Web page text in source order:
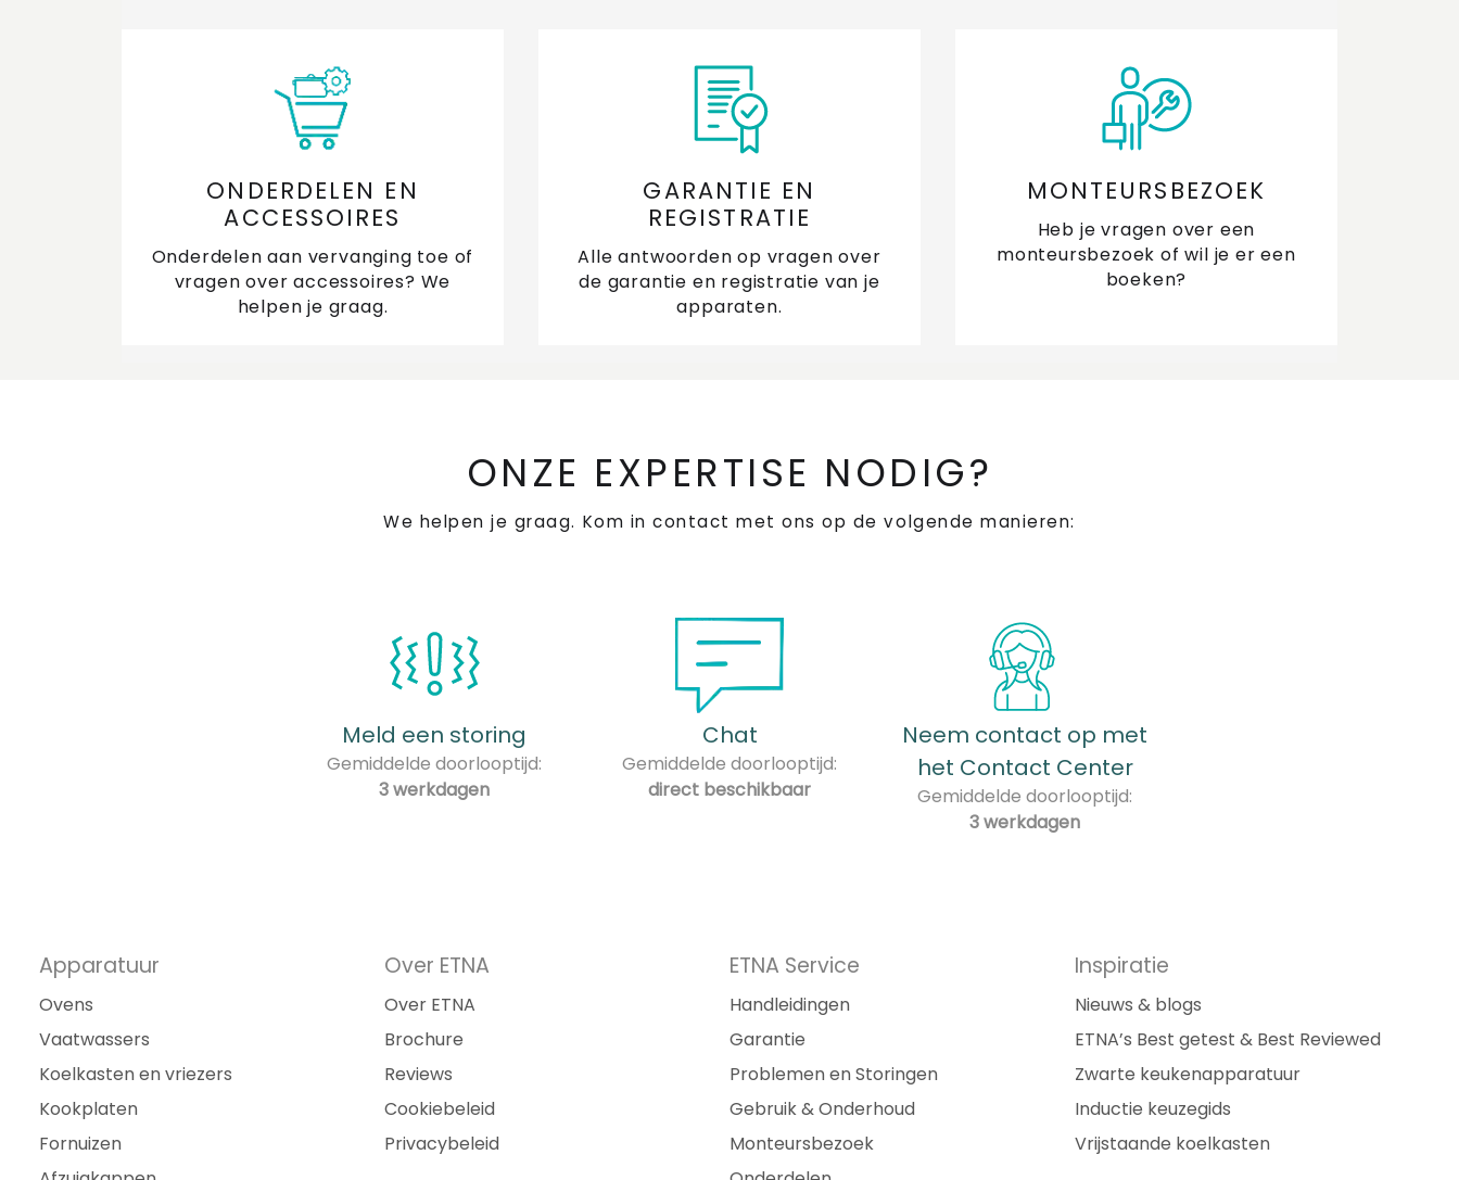
ONDERDELEN EN
ACCESSOIRES
Onderdelen aan vervanging toe of
vragen over accessoires? We
helpen je graag.
GARANTIE EN
REGISTRATIE
Alle antwoorden op vragen over
de garantie en registratie van je
apparaten.
MONTEURSBEZOEK
Heb je vragen over een
monteursbezoek of wil je er een
boeken?
ONZE EXPERTISE NODIG?
We helpen je graag. Kom in contact met ons op de volgende manieren:
Meld een storing
Gemiddelde doorlooptijd:
3 werkdagen
Chat
Gemiddelde doorlooptijd:
direct beschikbaar
Neem contact op met
het Contact Center
Gemiddelde doorlooptijd:
3 werkdagen
Apparatuur
Ovens
Vaatwassers
Koelkasten en vriezers
Kookplaten
Fornuizen
Over ETNA
Over ETNA
Brochure
Reviews
Cookiebeleid
Privacybeleid
ETNA Service
Handleidingen
Garantie
Problemen en Storingen
Gebruik & Onderhoud
Monteursbezoek
Inspiratie
Nieuws & blogs
ETNA’s Best getest & Best Reviewed
Zwarte keukenapparatuur
Inductie keuzegids
Vrijstaande koelkasten